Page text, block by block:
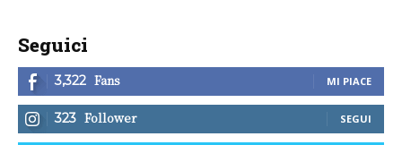
Seguici
3,322 Fans MI PIACE
323 Follower SEGUI